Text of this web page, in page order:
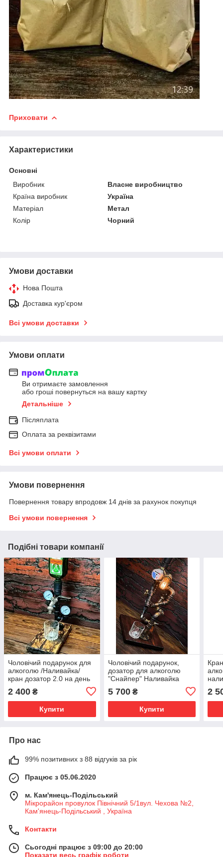
Приховати
Характеристики
Основні
Виробник
Власне виробництво
Країна виробник
Україна
Матеріал
Метал
Колір
Чорний
Умови доставки
Нова Пошта
Доставка кур'єром
Всі умови доставки
Умови оплати
Ви отримаєте замовлення
або гроші повернуться на вашу картку
Детальніше
Післяплата
Оплата за реквізитами
Всі умови оплати
Умови повернення
Повернення товару впродовж 14 днів за рахунок покупця
Всі умови повернення
Подібні товари компанії
Чоловічий подарунок для
алкоголю /Наливайка/
кран дозатор 2.0 на день
керівнику татку
2 400 ₴
Купити
Чоловічий подарунок,
дозатор для алкоголю
"Снайпер" Наливайка
народження, шефа, босу,
ЗСУ!
5 700₴
Купити
2
Про нас
99% позитивних з 88 відгуків за рік
Працює з 05.06.2020
м. Кам'янець-Подільський
Мікрорайон провулок Північний 5/1вул. Чехова №2,
Кам'янець-Подільський , Україна
Контакти
Сьогодні працює з 09:00 до 20:00
Показати весь графік роботи